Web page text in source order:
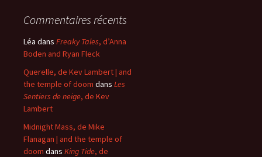
Commentaires récents
Léa dans Freaky Tales, d’Anna
Boden and Ryan Fleck
Querelle, de Kev Lambert | and
the temple of doom dans Les
Sentiers de neige, de Kev
Lambert
Midnight Mass, de Mike
Flanagan | and the temple of
doom dans King Tide, de